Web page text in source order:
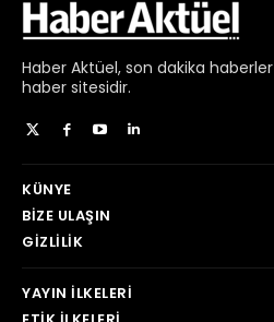
Haber Aktüel, son dakika haberler
haber sitesidir.
KÜNYE
BIZE ULAŞIN
GIZLILIK
YAYIN İLKELERI